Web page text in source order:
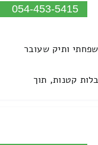
054-453-5415
ותיק שעובר
קטנות, תוך